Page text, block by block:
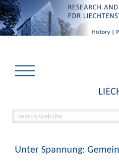
Unter Spannung: